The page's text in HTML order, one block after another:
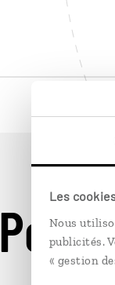
Les
Nous
publicités.
« gestion
Pour